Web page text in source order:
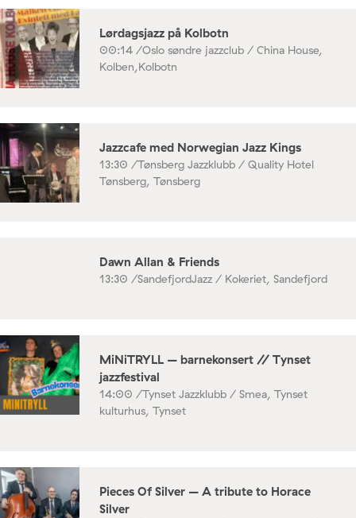
Lørdagsjazz på Kolbotn
00:14 /Oslo søndre jazzclub / China House,
Kolben,Kolbotn
Jazzcafe med Norwegian Jazz Kings
13:30 /Tønsberg Jazzklubb / Quality Hotel
Tønsberg, Tønsberg
Dawn Allan & Friends
13:30 /SandefjordJazz / Kokeriet, Sandefjord
MiNiTRYLL – barnekonsert // Tynset
jazzfestival
14:00 /Tynset Jazzklubb / Smea, Tynset
kulturhus, Tynset
Pieces Of Silver – A tribute to Horace
Silver